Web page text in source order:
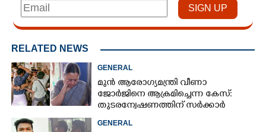
RELATED NEWS
GENERAL
മുൻ ആരോഗ്യമന്ത്രി വീണാ
ജോർജിനെ ആക്രമിച്ചെന്ന കേസ്:
തുടരന്വേഷണത്തിന് സർക്കാർ
GENERAL